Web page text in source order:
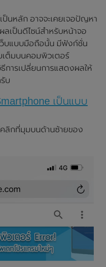
ป็นหลัก อาจจะเคยเจอปัญหา
ลเป็นดีไซน์สำหรับหน้าจอ
ว็บแบบมือถือนั้น มีฟังก์ชั่น
เต็มบนคอมพิวเตอร์
ธีการเปลี่ยนการแสดงผลให้
บ
เป็นแบบ
คลิกที่มุมบนด้านซ้ายของ